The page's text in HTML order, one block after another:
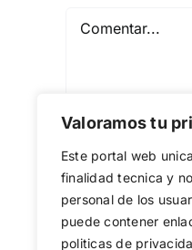
Valoramos tu
Este portal web
finalidad tecnica y
personal de los
puede contener
politicas de
Comentar
Guardar mi